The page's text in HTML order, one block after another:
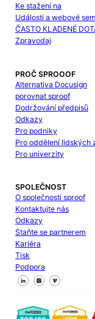
Ke stažení na
Události a webové
ČASTO KLADENÉ
Zpravodaj
PROČ SPROOOF
Alternativa Docusign
porovnat sproof
Dodržování předpisů
Odkazy
Pro podniky
Pro oddělení lidských
Pro univerzity
SPOLEČNOST
O společnosti sproof
Kontaktujte nás
Odkazy
Staňte se partnerem
Kariéra
Tisk
Podpora
Sledujte nás na
Sledujte nás
Sledujte